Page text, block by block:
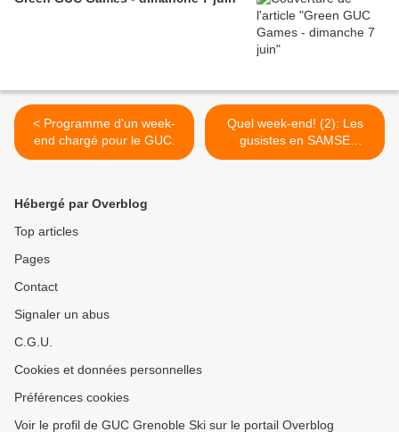
< Programme d'un week-
end chargé pour le GUC.
Quel week-end! (2): Les
gusistes en SAMSE
National Tour >
Hébergé par Overblog
Top articles
Pages
Contact
Signaler un abus
C.G.U.
Cookies et données personnelles
Préférences cookies
Voir le profil de GUC Grenoble Ski sur le portail Overblog